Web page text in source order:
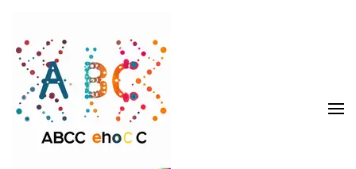
contenu
(Pressez
Entrée)